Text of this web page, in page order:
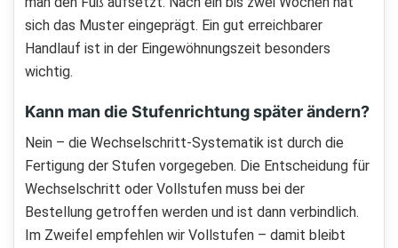
sich das Muster eingeprägt. Ein gut erreichbarer
Handlauf ist in der Eingewöhnungszeit besonders
wichtig.
Kann man die Stufenrichtung später ändern?
Nein – die Wechselschritt-Systematik ist durch die
Fertigung der Stufen vorgegeben. Die Entscheidung für
Wechselschritt oder Vollstufen muss bei der
Bestellung getroffen werden und ist dann verbindlich.
Im Zweifel empfehlen wir Vollstufen – damit bleibt